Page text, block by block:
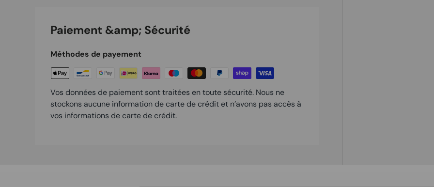
Paiement &amp; Sécurité
Méthodes de payement
Vos données de paiement sont traitées en toute sécurité. Nous ne
stockons aucune information de carte de crédit et n’avons pas accès à
vos informations de carte de crédit.